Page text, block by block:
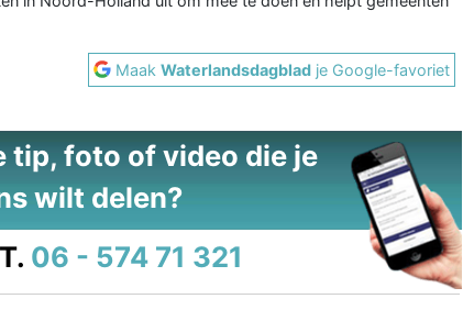
MaakWaterlandsdagblad je Google-favoriet
tip, foto of video die je
wilt delen?
T. 06 - 574 71 321